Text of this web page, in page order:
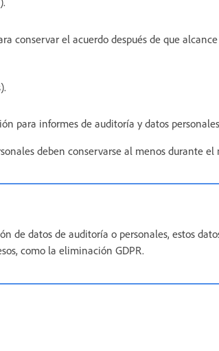
conservar el acuerdo después de que
para informes de auditoría y datos
deben conservarse al menos durante
de datos de auditoría o personales, estos
como la eliminación GDPR.